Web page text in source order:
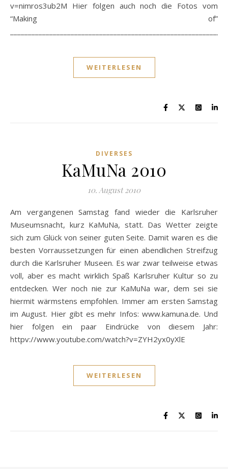
v=nimros3ub2M Hier folgen auch noch die Fotos vom
“Making of”
WEITERLESEN
DIVERSES
KaMuNa 2010
10. August 2010
Am vergangenen Samstag fand wieder die Karlsruher
Museumsnacht, kurz KaMuNa, statt. Das Wetter zeigte
sich zum Glück von seiner guten Seite. Damit waren es die
besten Vorraussetzungen für einen abendlichen Streifzug
durch die Karlsruher Museen. Es war zwar teilweise etwas
voll, aber es macht wirklich Spaß Karlsruher Kultur so zu
entdecken. Wer noch nie zur KaMuNa war, dem sei sie
hiermit wärmstens empfohlen. Immer am ersten Samstag
im August. Hier gibt es mehr Infos: www.kamuna.de. Und
hier folgen ein paar Eindrücke von diesem Jahr:
httpv://www.youtube.com/watch?v=ZYH2yx0yXlE
WEITERLESEN